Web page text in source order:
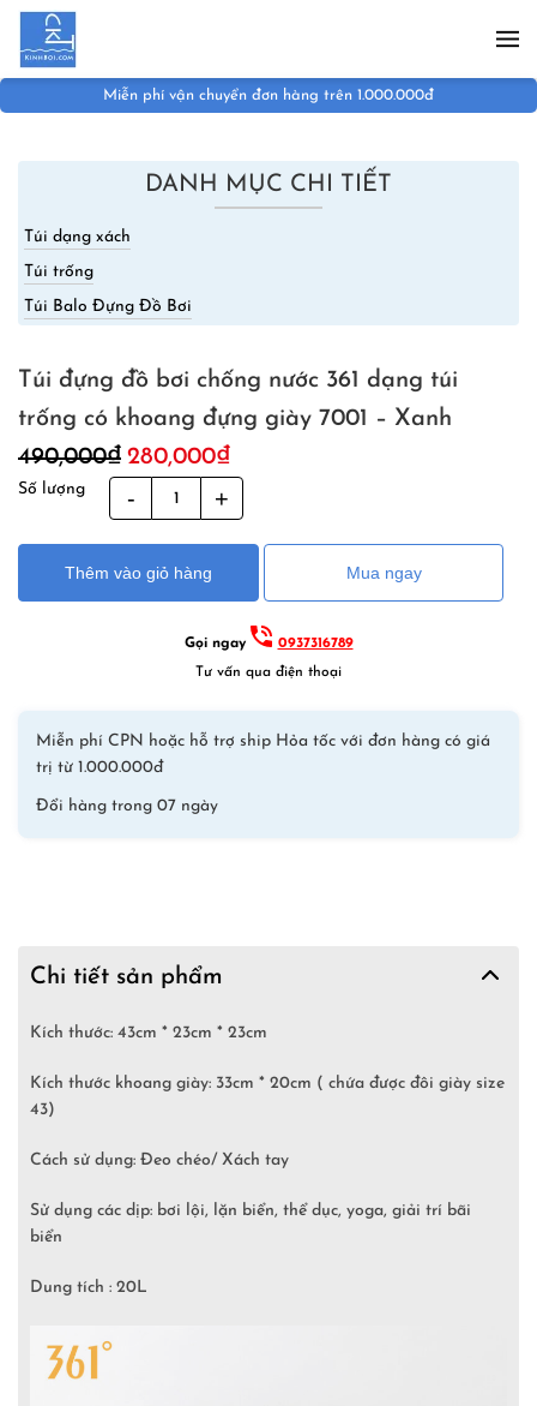
Skip to main content
Miễn phí vận chuyển đơn hàng trên 1.000.000đ
DANH MỤC CHI TIẾT
Túi dạng xách
Túi trống
Túi Balo Đựng Đồ Bơi
Túi đựng đồ bơi chống nước 361 dạng túi
trống có khoang đựng giày 7001 – Xanh
490,000₫ Giá
gốc
280,000₫Giá
hiện
Số lượng
đựng
đồ
bơi
chống
trống
có
khoang
số
Thêm vào giỏ hàng Mua ngay
Gọi ngay
0937316789
Tư vấn qua điện thoại
Miễn phí CPN hoặc hỗ trợ ship Hỏa tốc với đơn hàng có giá
trị từ 1.000.000đ
Đổi hàng trong 07 ngày
Chi tiết sản phẩm
Kích thước: 43cm * 23cm * 23cm
Kích thước khoang giày: 33cm * 20cm ( chứa được đôi giày size
43)
Cách sử dụng: Đeo chéo/ Xách tay
Sử dụng các dịp: bơi lội, lặn biển, thể dục, yoga, giải trí bãi
biển
Dung tích : 20L